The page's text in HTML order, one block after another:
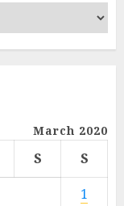
March 2020
S
S
1